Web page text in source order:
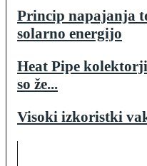
Princip napajanja
solarno energijo
Heat Pipe
so že...
Visoki izkoristki